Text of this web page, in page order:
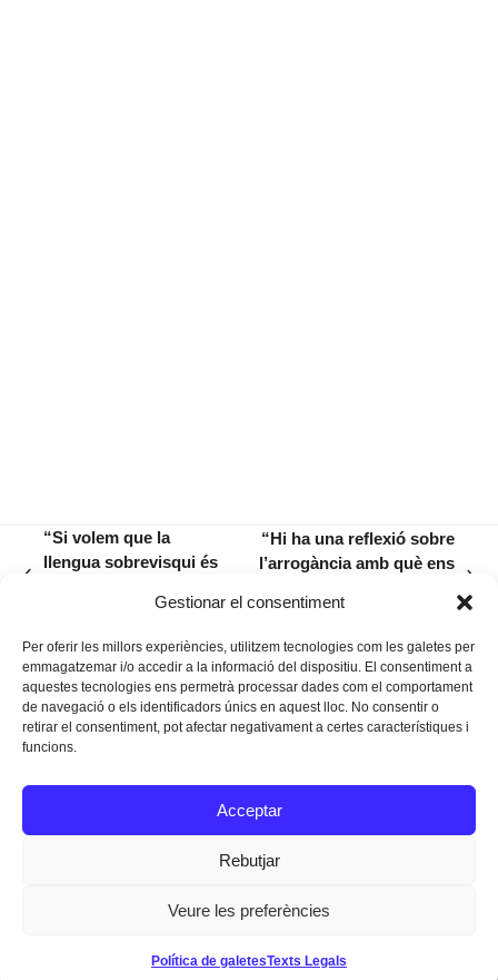
Gestionar el consentiment
Per oferir les millors experiències, utilitzem tecnologies com les galetes per
emmagatzemar i/o accedir a la informació del dispositiu. El consentiment a
aquestes tecnologies ens permetrà processar dades com el comportament
de navegació o els identificadors únics en aquest lloc. No consentir o
retirar el consentiment, pot afectar negativament a certes característiques i
funcions.
Acceptar
Rebutjar
Veure les preferències
Política de galetesTexts Legals
“Si volem que la
llengua sobrevisqui és
post:
“Hi ha una reflexió sobre
l’arrogància amb què ens
Instagram
Facebook
Twitter
Texts Legals